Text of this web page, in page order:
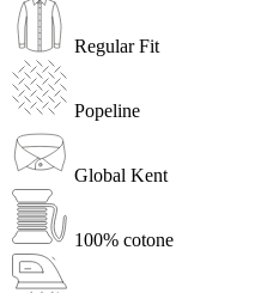
Regular Fit
Popeline
Global Kent
100% cotone